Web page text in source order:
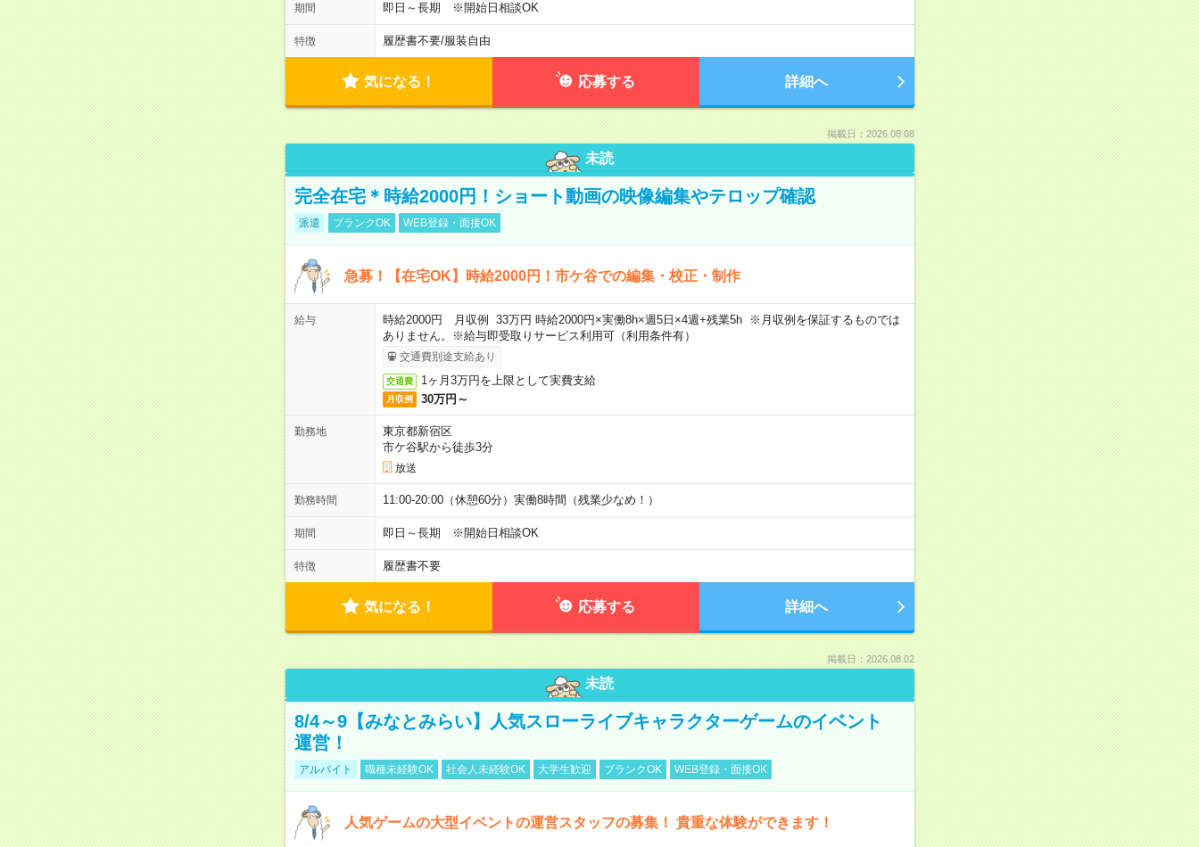
期間 即日～長期 ※開始日相談OK
特徴 履歴書不要/服装自由
気になる！ 応募する 詳細へ
掲載日：2026.08.08
未読
完全在宅＊時給2000円！ショート動画の映像編集やテロップ確認
派遣 ブランクOK WEB登録・面接OK
急募！【在宅OK】時給2000円！市ケ谷での編集・校正・制作
給与
時給2000円 月収例 33万円 時給2000円×実働8h×週5日×4週+残業5h ※月収例を保証するものでは
ありません。※給与即受取りサービス利用可（利用条件有）
交通費別途支給あり
交通費 1ヶ月3万円を上限として実費支給
月収例 30万円～
勤務地
東京都新宿区
市ケ谷駅から徒歩3分
放送
勤務時間 11:00-20:00（休憩60分）実働8時間（残業少なめ！）
期間 即日～長期 ※開始日相談OK
特徴 履歴書不要
気になる！ 応募する 詳細へ
掲載日：2026.08.02
未読
8/4～9【みなとみらい】人気スローライブキャラクターゲームのイベント
運営！
アルバイト 職種未経験OK 社会人未経験OK 大学生歓迎 ブランクOK WEB登録・面接OK
人気ゲームの大型イベントの運営スタッフの募集！ 貴重な体験ができます！